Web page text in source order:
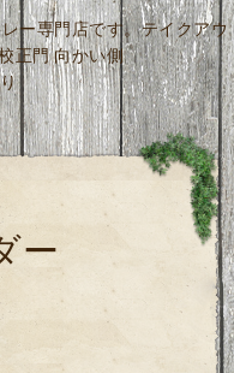
ー専門店です。テイクアウ
正門 向かい側
ー